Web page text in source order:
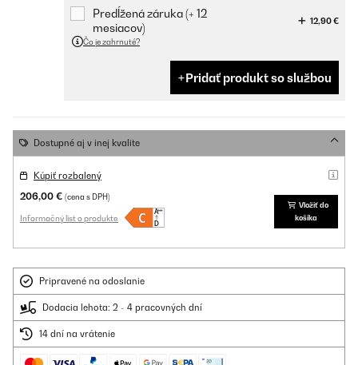
Predĺžená záruka (+ 12
mesiacov)
12,90 €
Čo je zahrnuté?
Pridať produkt so službou
Dostupné aj v inej kvalite
Kúpiť rozbalený
206,00 € (cena s DPH)
Informačný list o produkte
Vložiť do
košíka
Pripravené na odoslanie
Dodacia lehota: 2 - 4 pracovných dní
14 dní na vrátenie